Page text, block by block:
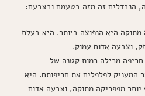
הנבדלים זה מזה בטעמם ובצבעם:
מתוקה היא הנפוצה ביותר. היא בעלת
וצבעה אדום עמוק.
חריפה מכילה כמות קטנה של
המעניק לפלפלים את חריפותם. היא
מפפריקה מתוקה, וצבעה אדום